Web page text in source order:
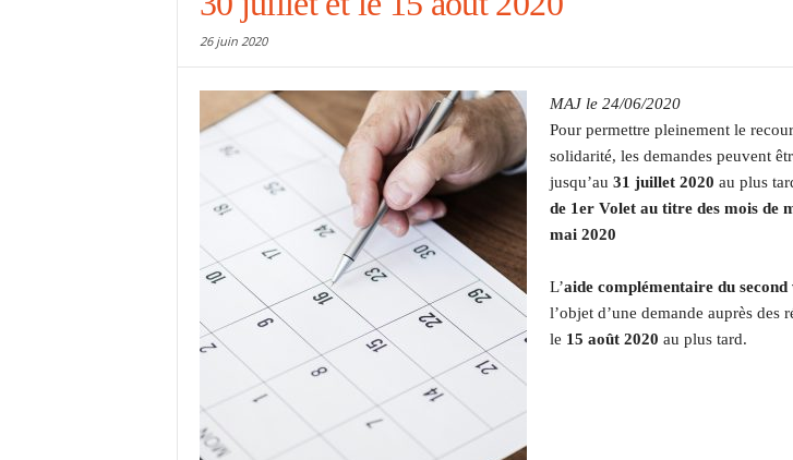
26 juin 2020
MAJ le 24/06/2020
Pour permettre pleinement le
solidarité, les demandes peuvent
jusqu’au 31 juillet 2020 au plus
de 1er Volet au titre des mois de
mai 2020
L’aide complémentaire du second
l’objet d’une demande auprès des
le 15 août 2020 au plus tard.